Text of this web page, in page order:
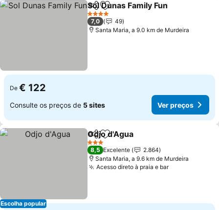
PartilharAdicionar aos favoritos
Sol Dunas Family Fun
4 Estrelas
7,0
49
Santa Maria, a 9.0 km de Murdeira
De € 122
Consulte os preços de 5 sites Ver preços
Escolha popular
PartilharAdicionar aos favoritos
Odjo d'Agua
3 Estrelas
8,5 Excelente
2.864
Santa Maria, a 9.6 km de Murdeira
Acesso direto à praia e barVer preços